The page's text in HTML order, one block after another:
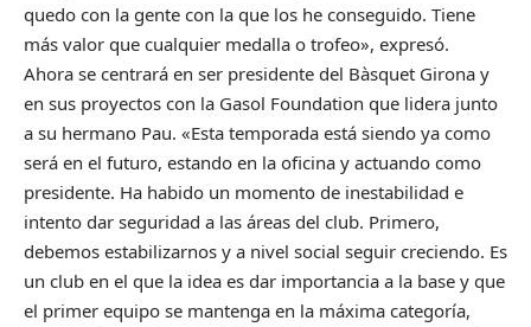
quedo con la gente con la que los he conseguido. Tiene
más valor que cualquier medalla o trofeo», expresó.
Ahora se centrará en ser presidente del Bàsquet Girona y
en sus proyectos con la Gasol Foundation que lidera junto
a su hermano Pau. «Esta temporada está siendo ya como
será en el futuro, estando en la oficina y actuando como
presidente. Ha habido un momento de inestabilidad e
intento dar seguridad a las áreas del club. Primero,
debemos estabilizarnos y a nivel social seguir creciendo. Es
un club en el que la idea es dar importancia a la base y que
el primer equipo se mantenga en la máxima categoría,